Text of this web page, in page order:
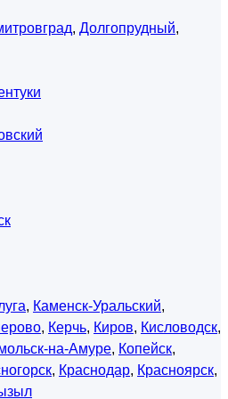
, Долгопрудный,
, Каменск-Уральский,
, Керчь, Киров, Кисловодск,
на-Амуре, Копейск,
, Краснодар, Красноярск,